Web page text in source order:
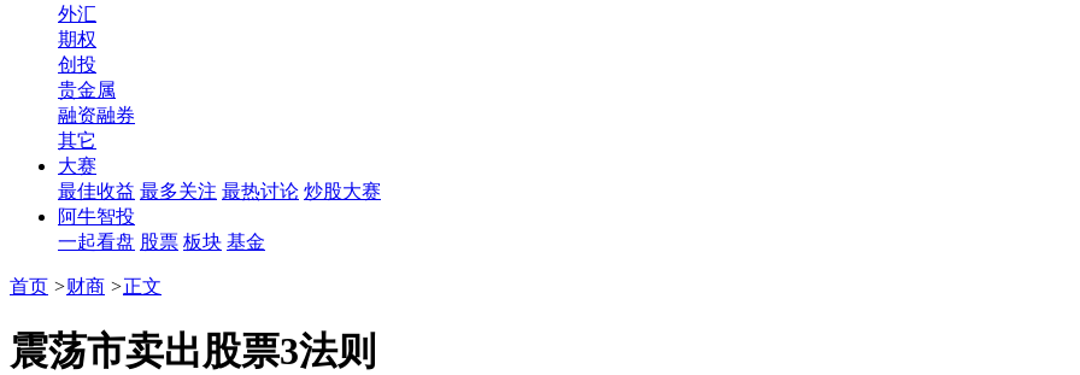
外汇
期权
创投
贵金属
融资融券
其它
大赛
最佳收益 最多关注 最热讨论 炒股大赛
阿牛智投
一起看盘 股票 板块 基金
首页 >财商 >正文
震荡市卖出股票3法则